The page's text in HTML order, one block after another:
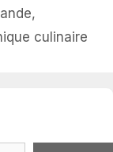
,
culinaire